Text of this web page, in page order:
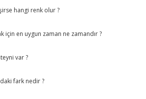
hangi renk olur ?
için en uygun zaman ne zamandır ?
var ?
fark nedir ?